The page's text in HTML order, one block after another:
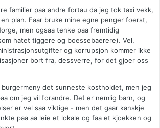
familier paa andre fortau da jeg tok taxi vekk,
plan. Faar bruke mine egne penger foerst,
men ogsaa tenke paa fremtidig
hatet tiggere og boessebaerere). Vel,
og korrupsjon kommer ikke
bort fra, dessverre, for det gjoer oss
burgermeny det sunneste kostholdet, men jeg
om jeg vil forandre. Det er nemlig barn, og
er vel saa viktige - men det gaar kanskje
paa aa leie et lokale og faa et kjoekken og